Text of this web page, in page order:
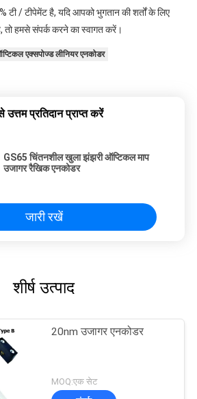
टी / टीपेमेंट है, यदि आपको भुगतान की शर्तों के लिए
हमसे संपर्क करने का स्वागत करें।
एक्सपोज्ड लीनियर एनकोडर
उत्तम प्रतिदान प्राप्त करें
GS65 चिंतनशील खुला झंझरी ऑप्टिकल माप
उजागर रैखिक एनकोडर
जारी रखें
शीर्ष उत्पाद
20nm उजागर एनकोडर
MOQ:एक सेट